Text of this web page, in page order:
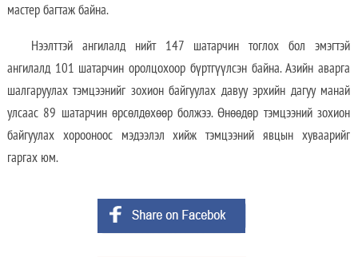
мастер багтаж байна.
Нээлттэй ангилалд нийт 147 шатарчин тоглох бол эмэгтэй
ангилалд 101 шатарчин оролцохоор бүртгүүлсэн байна. Азийн аварга
шалгаруулах тэмцээнийг зохион байгуулах давуу эрхийн дагуу манай
улсаас 89 шатарчин өрсөлдөхөөр болжээ. Өнөөдөр тэмцээний зохион
байгуулах хорооноос мэдээлэл хийж тэмцээний явцын хуваарийг
гаргах юм.